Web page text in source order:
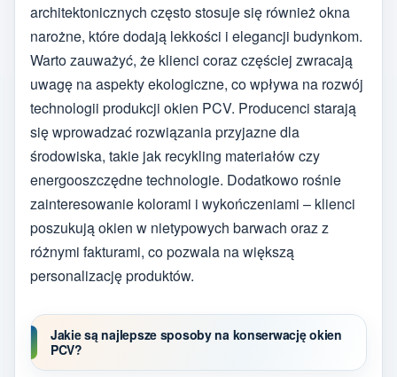
architektonicznych często stosuje się również okna
narożne, które dodają lekkości i elegancji budynkom.
Warto zauważyć, że klienci coraz częściej zwracają
uwagę na aspekty ekologiczne, co wpływa na rozwój
technologii produkcji okien PCV. Producenci starają
się wprowadzać rozwiązania przyjazne dla
środowiska, takie jak recykling materiałów czy
energooszczędne technologie. Dodatkowo rośnie
zainteresowanie kolorami i wykończeniami – klienci
poszukują okien w nietypowych barwach oraz z
różnymi fakturami, co pozwala na większą
personalizację produktów.
Jakie są najlepsze sposoby na konserwację okien
PCV?